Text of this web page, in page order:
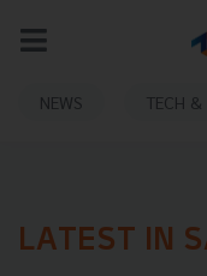
NEWS TECH &
LATEST IN